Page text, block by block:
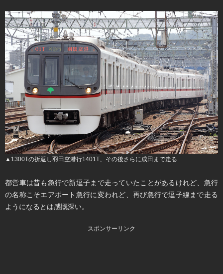
▲1300Tの折返し羽田空港行1401T、その後さらに成田まで走る
都営車は昔も急行で新逗子まで走っていたことがあるけれど、急行
の名称こそエアポート急行に変われど、再び急行で逗子線まで走る
ようになるとは感慨深い。
スポンサーリンク